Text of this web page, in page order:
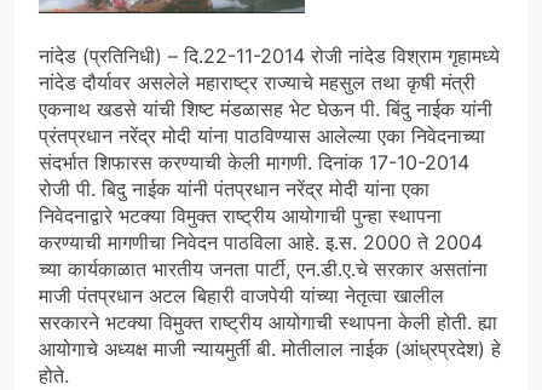
नांदेड (प्रतिनिधी) – दि.22-11-2014 रोजी नांदेड विश्राम गृहामध्ये
नांदेड दौर्यावर असलेले महाराष्ट्र राज्याचे महसुल तथा कृषी मंत्री
एकनाथ खडसे यांची शिष्ट मंडळासह भेट घेऊन पी. बिंदु नाईक यांनी
प्रंतप्रधान नरेंद्र मोदी यांना पाठविण्यास आलेल्या एका निवेदनाच्या
संदर्भात शिफारस करण्याची केली मागणी. दिनांक 17-10-2014
रोजी पी. बिदु नाईक यांनी पंतप्रधान नरेंद्र मोदी यांना एका
निवेदनाद्वारे भटक्या विमुक्त राष्ट्रीय आयोगाची पुन्हा स्थापना
करण्याची मागणीचा निवेदन पाठविला आहे. इ.स. 2000 ते 2004
च्या कार्यकाळात भारतीय जनता पार्टी, एन.डी.ए.चे सरकार असतांना
माजी पंतप्रधान अटल बिहारी वाजपेयी यांच्या नेतृत्वा खालील
सरकारने भटक्या विमुक्त राष्ट्रीय आयोगाची स्थापना केली होती. ह्या
आयोगाचे अध्यक्ष माजी न्यायमुर्ती बी. मोतीलाल नाईक (आंध्रप्रदेश) हे
होते.